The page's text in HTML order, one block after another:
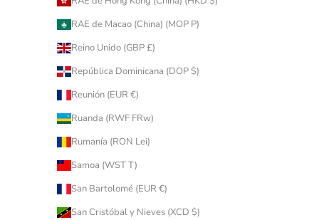
RAE de Macao (China) (MOP P)
Reino Unido (GBP £)
República Dominicana (DOP $)
Reunión (EUR €)
Ruanda (RWF FRw)
Rumanía (RON Lei)
Samoa (WST T)
San Bartolomé (EUR €)
San Cristóbal y Nieves (XCD $)